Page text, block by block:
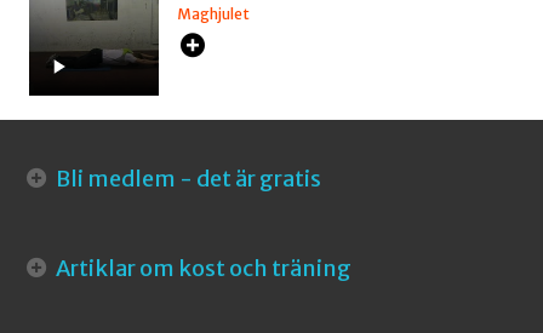
Maghjulet
Bli medlem - det är gratis
Artiklar om kost och träning